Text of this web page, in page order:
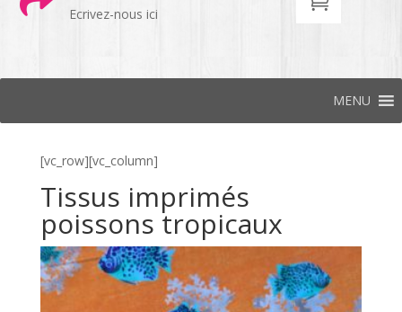
Ecrivez-nous ici
MENU
[vc_row][vc_column]
Tissus imprimés
poissons tropicaux